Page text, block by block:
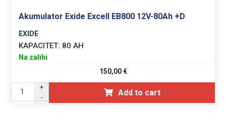
Akumulator Exide Excell EB800 12V-80Ah +D
EXIDE
KAPACITET: 80 AH
Na zalihi
150,00€
+
-
Add to cart